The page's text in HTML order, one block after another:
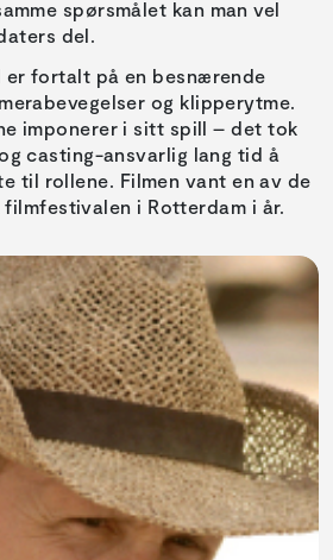
spørsmålet kan man vel
del.
er fortalt på en besnærende
og klipperytme.
imponerer i sitt spill – det tok
casting-ansvarlig lang tid å
til rollene. Filmen vant en av de
i Rotterdam i år.